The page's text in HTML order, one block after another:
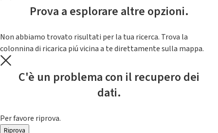
Prova a esplorare altre opzioni.
Non abbiamo trovato risultati per la tua ricerca. Trova la
colonnina di ricarica piú vicina a te direttamente sulla mappa.
C'è un problema con il recupero dei
dati.
Per favore riprova.
Riprova